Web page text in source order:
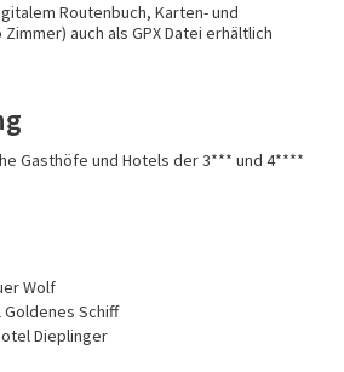
Routenbuch, Karten- und
auch als GPX Datei erhältlich
Gasthöfe und Hotels der 3*** und 4****
Wolf
Schiff
Dieplinger